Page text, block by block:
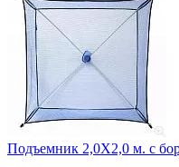
Подъемник 2,0Х2,0 м. с